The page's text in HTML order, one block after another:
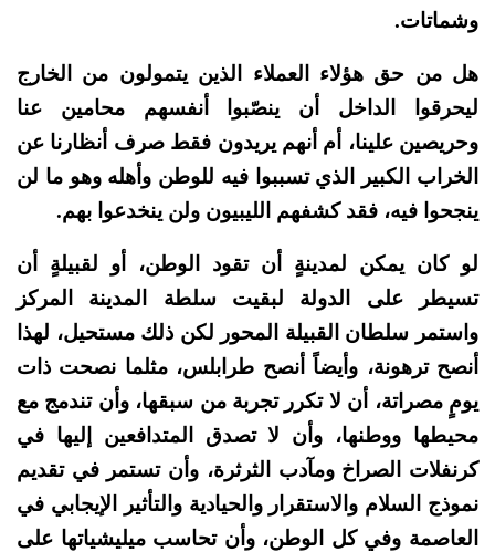
وشماتات.
هل من حق هؤلاء العملاء الذين يتمولون من الخارج
ليحرقوا الداخل أن ينصّبوا أنفسهم محامين عنا
وحريصين علينا، أم أنهم يريدون فقط صرف أنظارنا عن
الخراب الكبير الذي تسببوا فيه للوطن وأهله وهو ما لن
ينجحوا فيه، فقد كشفهم الليبيون ولن ينخدعوا بهم.
لو كان يمكن لمدينةٍ أن تقود الوطن، أو لقبيلةٍ أن
تسيطر على الدولة لبقيت سلطة المدينة المركز
واستمر سلطان القبيلة المحور لكن ذلك مستحيل، لهذا
أنصح ترهونة، وأيضاً أنصح طرابلس، مثلما نصحت ذات
يومٍ مصراتة، أن لا تكرر تجربة من سبقها، وأن تندمج مع
محيطها ووطنها، وأن لا تصدق المتدافعين إليها في
كرنفلات الصراخ ومآدب الثرثرة، وأن تستمر في تقديم
نموذج السلام والاستقرار والحيادية والتأثير الإيجابي في
العاصمة وفي كل الوطن، وأن تحاسب ميليشياتها على